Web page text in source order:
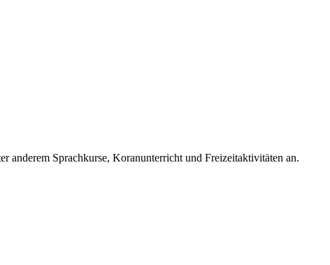
Sprachkurse, Koranunterricht und Freizeitaktivitäten an.